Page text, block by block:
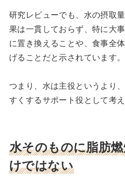
研究レビューでも、水の摂取
果は一貫しておらず、特に大
に置き換えることや、食事全
げることだと示されています。
つまり、水は主役というより
すくするサポート役として考
水そのものに脂肪
けではない